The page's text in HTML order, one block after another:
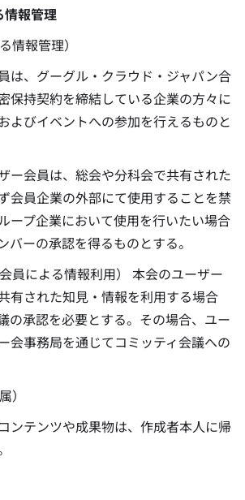
報管理
情報管理）
は、グーグル・クラウド・ジャパン合
保持契約を締結している企業の方々に
よびイベントへの参加を行えるものと
ー会員は、総会や分科会で共有された
会員企業の外部にて使用することを禁
ープ企業において使用を行いたい場合
バーの承認を得るものとする。
員による情報利用） 本会のユーザー
有された知見・情報を利用する場合
の承認を必要とする。その場合、ユー
会事務局を通じてコミッティ会議への
）
ンテンツや成果物は、作成者本人に帰